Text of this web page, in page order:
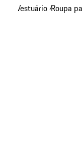
Vestuário /Roupa